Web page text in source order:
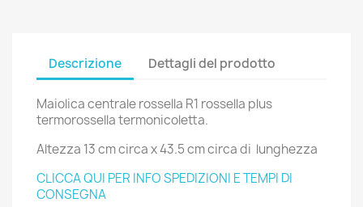
Descrizione Dettagli del prodotto
Maiolica centrale rossella R1 rossella plus
termorossella termonicoletta.
Altezza 13 cm circa x 43.5 cm circa di lunghezza
CLICCA QUI PER INFO SPEDIZIONI E TEMPI DI
CONSEGNA